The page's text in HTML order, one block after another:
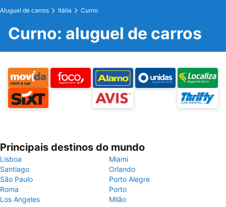
Aluguel de carros Itália Curno
Curno: aluguel de carros
Principais destinos do mundo
Lisboa
Miami
Santiago
Orlando
São Paulo
Porto Alegre
Roma
Porto
Los Angeles
Milão